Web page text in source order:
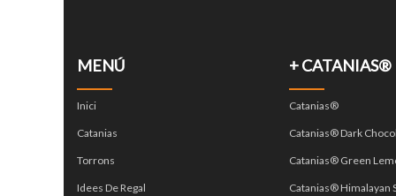
MENÚ
Inici
Catanias
Torrons
Idees De Regal
+ CATANIAS®
Catanias®
Catanias® Dark
Catanias® Green
Catanias® Himalayan